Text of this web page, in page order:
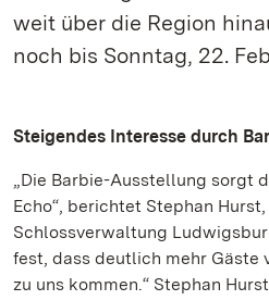
weit über die Region
noch bis Sonntag, 22.
Steigendes Interesse durch
„Die Barbie-Ausstellung sorgt
Echo“, berichtet Stephan
Schlossverwaltung
fest, dass deutlich mehr Gäste
zu uns kommen.“ Stephan